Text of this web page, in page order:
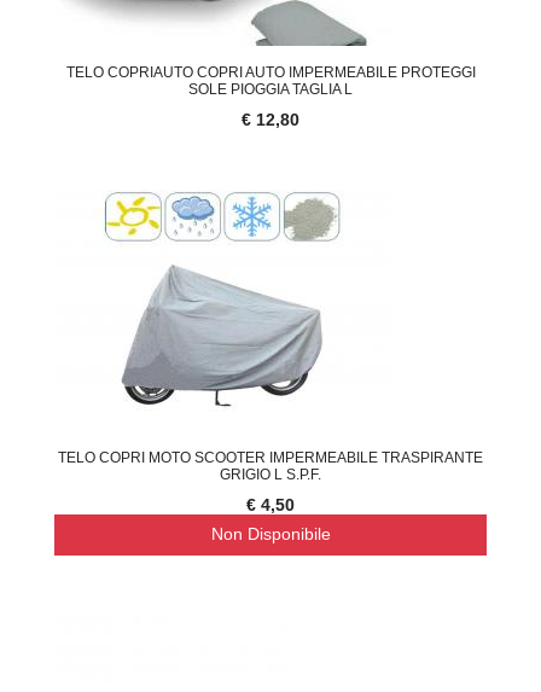
TELO COPRIAUTO COPRI AUTO IMPERMEABILE PROTEGGI
SOLE PIOGGIA TAGLIA L
€ 12,80
TELO COPRI MOTO SCOOTER IMPERMEABILE TRASPIRANTE
GRIGIO L S.P.F.
€ 4,50
Non Disponibile